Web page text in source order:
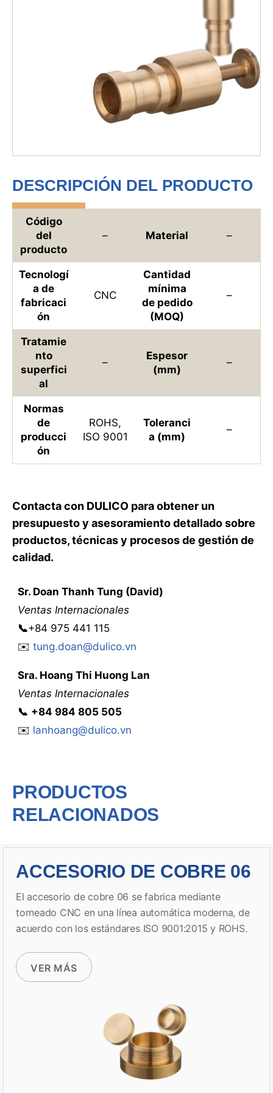
DESCRIPCIÓN DEL PRODUCTO
Código
del
producto
– Material –
Tecnologí
a de
fabricaci
ón
CNC
Cantidad
mínima
de pedido
(MOQ)
–
Tratamie
nto
superfici
al
–
Espesor
(mm)
–
Normas
de
producci
ón
ROHS,
ISO 9001
Toleranci
a (mm)
–
Contacta con DULICO para obtener un
presupuesto y asesoramiento detallado sobre
productos, técnicas y procesos de gestión de
calidad.
Sr. Doan Thanh Tung (David)
Ventas Internacionales
📞+84 975 441 115
✉️ tung.doan@dulico.vn
Sra.Hoang Thi Huong Lan
Ventas Internacionales
📞 ‭‭+84 984 805 505
✉️ lanhoang@dulico.vn
PRODUCTOS
RELACIONADOS
ACCESORIO DE COBRE 06
El accesorio de cobre 06 se fabrica mediante
torneado CNC en una línea automática moderna, de
acuerdo con los estándares ISO 9001:2015 y ROHS.
VER MÁS